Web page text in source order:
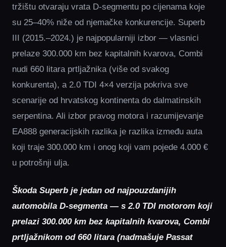
tržištu otvaraju vrata D-segmentu po cijenama koje
su 25–40% niže od njemačke konkurencije. Superb
III (2015.–2024.) je najpopularniji izbor — vlasnici
prelaze 300.000 km bez kapitalnih kvarova, Combi
nudi 660 litara prtljažnika (više od svakog
konkurenta), a 2.0 TDI 4×4 verzija pokriva sve
scenarije od hrvatskog kontinenta do dalmatinskih
serpentina. Ali izbor pravog motora i razumijevanje
EA888 generacijskih razlika je razlika između auta
koji traje 300.000 km i onog koji vam pojede 4.000 €
u potrošnji ulja.
Škoda Superb je jedan od najpouzdanijih
automobila D-segmenta — s 2.0 TDI motorom koji
prelazi 300.000 km bez kapitalnih kvarova, Combi
prtljažnikom od 660 litara (nadmašuje Passat